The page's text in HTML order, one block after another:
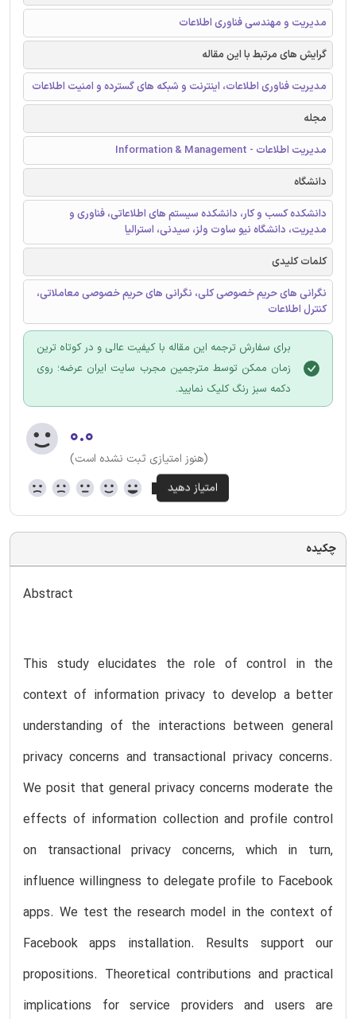
مدیریت و مهندسی فناوری اطلاعات
گرایش های مرتبط با این مقاله
مدیریت فناوری اطلاعات، اینترنت و شبکه های گسترده و امنیت اطلاعات
مجله
مدیریت اطلاعات - Information & Management
دانشگاه
دانشکده کسب و کار، دانشکده سیستم های اطلاعاتی، فناوری و
مدیریت، دانشگاه نیو ساوت ولز، سیدنی، استرالیا
کلمات کلیدی
نگرانی های حریم خصوصی کلی، نگرانی های حریم خصوصی معاملاتی،
کنترل اطلاعات
برای سفارش ترجمه این مقاله با کیفیت عالی و در کوتاه ترین
زمان ممکن توسط مترجمین مجرب سایت ایران عرضه؛ روی
دکمه سبز رنگ کلیک نمایید.
۰.۰
(هنوز امتیازی ثبت نشده است)
چکیده
Abstract
This study elucidates the role of control in the
context of information privacy to develop a better
understanding of the interactions between general
privacy concerns and transactional privacy concerns.
We posit that general privacy concerns moderate the
effects of information collection and profile control
on transactional privacy concerns, which in turn,
influence willingness to delegate profile to Facebook
apps. We test the research model in the context of
Facebook apps installation. Results support our
propositions. Theoretical contributions and practical
implications for service providers and users are